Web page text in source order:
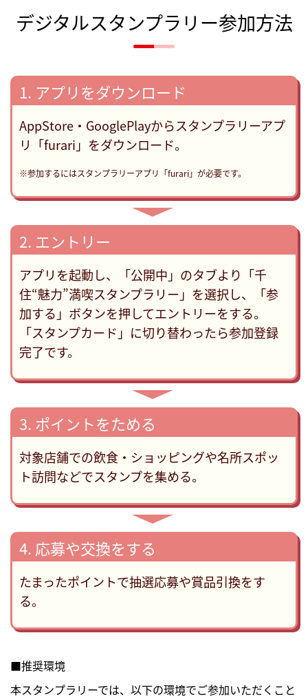
デジタルスタンプラリー参加方法
1. アプリをダウンロード
AppStore・GooglePlayからスタンプラリーアプ
リ「furari」をダウンロード。
※参加するにはスタンプラリーアプリ「furari」が必要です。
▶
2. エントリー
アプリを起動し、「公開中」のタブより「千
住“魅力”満喫スタンプラリー」を選択し、「参
加する」ボタンを押してエントリーをする。
「スタンプカード」に切り替わったら参加登録
完了です。
▶
3. ポイントをためる
対象店舗での飲食・ショッピングや名所スポッ
ト訪問などでスタンプを集める。
▶
4. 応募や交換をする
たまったポイントで抽選応募や賞品引換をす
る。
■推奨環境
本スタンプラリーでは、以下の環境でご参加いただくこと